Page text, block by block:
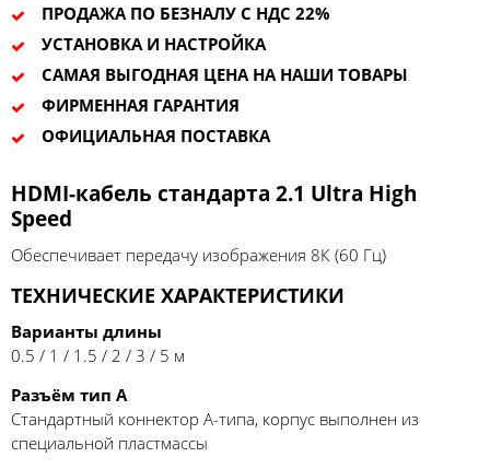
ПРОДАЖА ПО БЕЗНАЛУ С НДС 22%
УСТАНОВКА И НАСТРОЙКА
САМАЯ ВЫГОДНАЯ ЦЕНА НА НАШИ ТОВАРЫ
ФИРМЕННАЯ ГАРАНТИЯ
ОФИЦИАЛЬНАЯ ПОСТАВКА
HDMI-кабель стандарта 2.1 Ultra High
Speed
Обеспечивает передачу изображения 8К (60 Гц)
ТЕХНИЧЕСКИЕ ХАРАКТЕРИСТИКИ
Варианты длины
0.5 / 1 / 1.5 / 2 / 3 / 5 м
Разъём тип А
Стандартный коннектор А-типа, корпус выполнен из
специальной пластмассы